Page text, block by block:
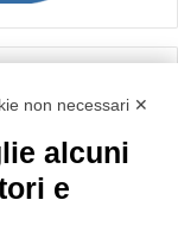
non necessari ✕
alcuni
e